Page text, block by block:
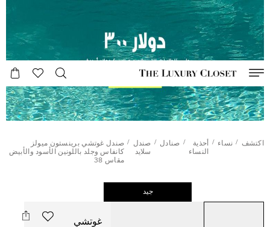
اكتشف / نساء /
أحذية
النساء
/ صنادل / صندل
سلايد
/ صندل غوتشي برينستون ميولز
كانفاس وجلد باللونين الأسود والأبيض
مقاس 38
جيد
غوتشي